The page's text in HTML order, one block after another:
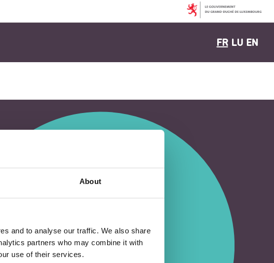
About
and to analyse our traffic. We also share
partners who may combine it with
use of their services.
FR LU EN